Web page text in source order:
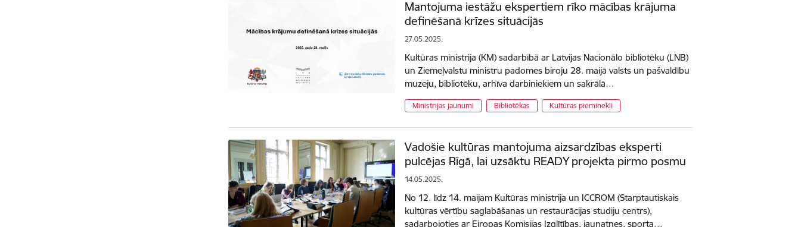
Mantojuma iestāžu ekspertiem rīko mācības krājuma
definēšanā krīzes situācijās
27.05.2025.
Kultūras ministrija (KM) sadarbībā ar Latvijas Nacionālo bibliotēku (LNB)
un Ziemeļvalstu ministru padomes biroju 28. maijā valsts un pašvaldību
muzeju, bibliotēku, arhīva darbiniekiem un sakrālā…
Ministrijas jaunumi Bibliotēkas Kultūras pieminekļi
Vadošie kultūras mantojuma aizsardzības eksperti
pulcējas Rīgā, lai uzsāktu READY projekta pirmo posmu
14.05.2025.
No 12. līdz 14. maijam Kultūras ministrija un ICCROM (Starptautiskais
kultūras vērtību saglabāšanas un restaurācijas studiju centrs),
sadarbojoties ar Eiropas Komisijas Izglītības, jaunatnes, sporta…